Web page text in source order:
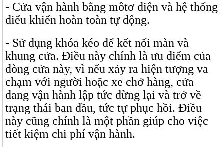
- Cửa vận hành bằng môtơ điện và hệ thống
điểu khiển hoàn toàn tự động.
- Sử dụng khóa kéo để kết nối màn và
khung cửa. Điều này chính là ưu điểm của
dòng cửa này, vì nếu xảy ra hiện tượng va
chạm với người hoặc xe chở hàng, cửa
đang vận hành lập tức dừng lại và trở về
trạng thái ban đầu, tức tự phục hồi. Điều
này cũng chính là một phần giúp cho việc
tiết kiệm chi phí vận hành.